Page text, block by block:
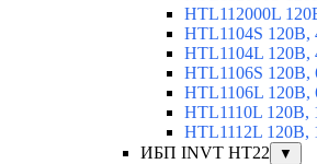
HTL112000L
HTL1104S
HTL1104L 120В,
HTL1106S
HTL1106L 120В,
HTL1110L 120В,
HTL1112L 120В,
ИБП INVT HT22
▼